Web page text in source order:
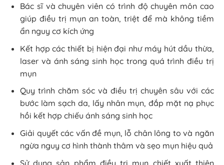
Bác sĩ và chuyên viên có trình độ chuyên môn cao
giúp điều trị mụn an toàn, triệt để mà không tiềm
ẩn nguy cơ kích ứng
Kết hợp các thiết bị hiện đại như máy hút dầu thừa,
laser và ánh sáng sinh học trong quá trình điều trị
mụn
Quy trình chăm sóc và điều trị chuyên sâu với các
bước làm sạch da, lấy nhân mụn, đắp mặt nạ phục
hồi kết hợp chiếu ánh sáng sinh học
Giải quyết các vấn đề mụn, lỗ chân lông to và ngăn
ngừa nguy cơ hình thành thâm và sẹo mụn hiệu quả
Sử dụng sản phẩm điều trị mụn chiết xuất thiên